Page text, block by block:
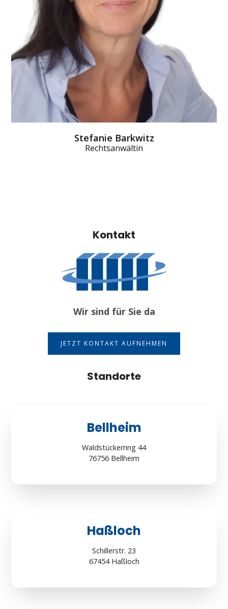
Stefanie Barkwitz
Rechtsanwältin
Kontakt
Wir sind für Sie da
JETZT KONTAKT AUFNEHMEN
Standorte
Bellheim
Waldstückerring 44
76756 Bellheim
Haßloch
Schillerstr. 23
67454 Haßloch